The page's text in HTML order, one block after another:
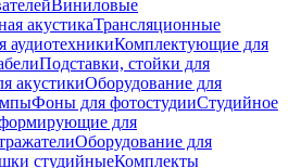
Виниловые
акустикаТрансляционные
аудиотехникиКомплектующие для
Подставки, стойки для
акустикиОборудование для
Фоны для фотостудииСтудийное
для
Оборудование для
студийныеКомплекты